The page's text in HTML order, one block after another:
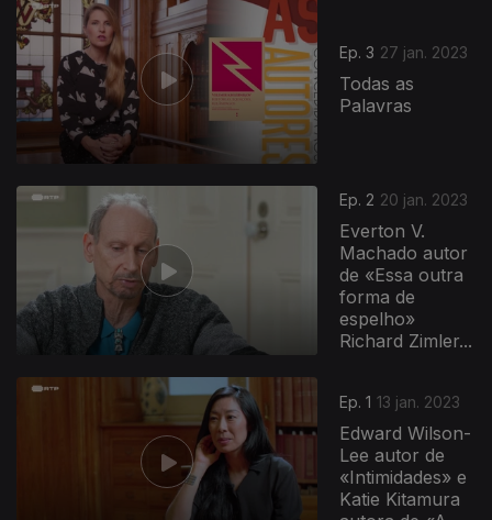
Ep. 3 27 jan. 2023
Todas as
Palavras
Ep. 2 20 jan. 2023
Everton V.
Machado autor
de «Essa outra
forma de
espelho»
Richard Zimler...
Ep. 1 13 jan. 2023
Edward Wilson-
Lee autor de
«Intimidades» e
Katie Kitamura
665554